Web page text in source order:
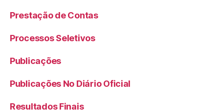
Prestação de Contas
Processos Seletivos
Publicações
Publicações No Diário Oficial
Resultados Finais